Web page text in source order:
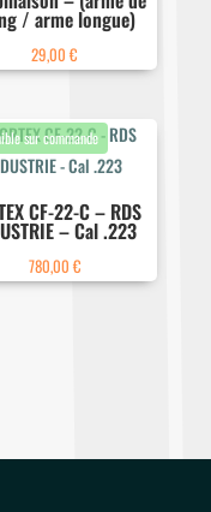
/ arme longue)
29,00€
CF-22-C – RDS
– Cal .223
780,00 €